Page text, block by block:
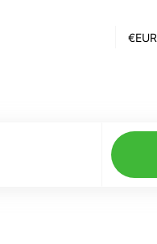
€EUR